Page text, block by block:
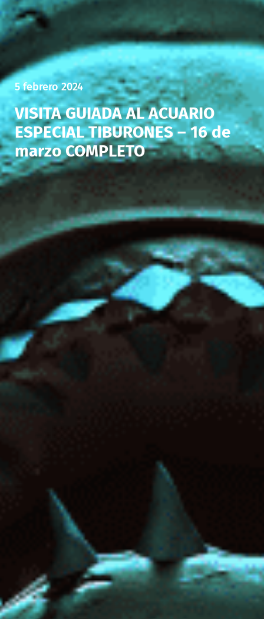
5 febrero 2024
VISITA GUIADA AL ACUARIO
ESPECIAL TIBURONES – 16 de
marzo COMPLETO